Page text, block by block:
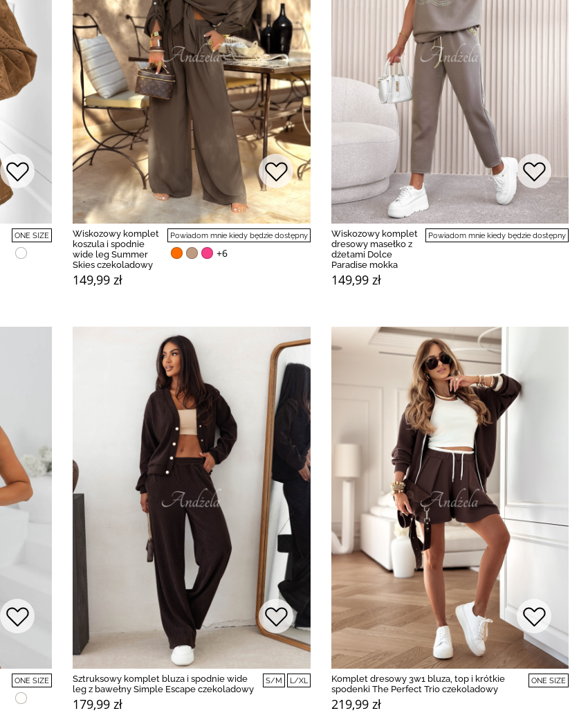
ONE SIZE
Wiskozowy komplet
koszula i spodnie
wide leg Summer
Skies czekoladowy
149,99 zł
Powiadom mnie kiedy będzie dostępny
+6
Wiskozowy komplet
dresowy masełko z
dżetami Dolce
Paradise mokka
149,99 zł
Powiadom mnie kiedy będzie dostępny
ONE SIZE
Sztruksowy komplet bluza i spodnie wide
leg z bawełny Simple Escape czekoladowy
179,99 zł
S/M L/XL
Komplet dresowy 3w1 bluza, top i krótkie
spodenki The Perfect Trio czekoladowy
219,99 zł
ONE SIZE